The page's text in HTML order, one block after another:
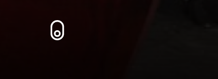
Zum Inhalt springen